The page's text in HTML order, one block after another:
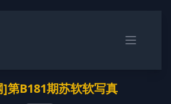
第B181期苏软软写真